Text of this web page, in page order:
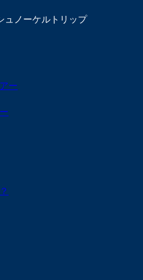
ュノーケルトリップ
ー